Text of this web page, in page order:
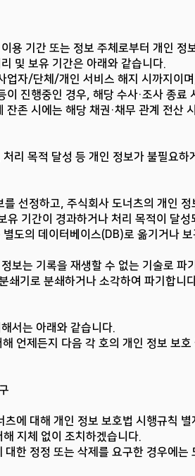
용 기간 또는 정보 주체로부터 개인
및 보유 기간은 아래와 같습니다.
업자/단체/개인 서비스 해지 시까지이
진행중인 경우, 해당 수사·조사 종료
존 시에는 해당 채권·채무 관계 전산
리 목적 달성 등 개인 정보가 불필요
선정하고, 주식회사 도너츠의 개인
유 기간이 경과하거나 처리 목적이 달
도의 데이터베이스(DB)로 옮기거나
보는 기록을 재생할 수 없는 기술로 파
쇄기로 분쇄하거나 소각하여 파기합니
서는 아래와 같습니다.
언제든지 다음 각 호의 개인 정보 보
츠에 대해 개인 정보 보호법 시행규칙
지체 없이 조치하겠습니다.
한 정정 또는 삭제를 요구한 경우에